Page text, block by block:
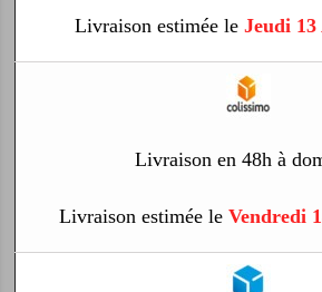
Livraison estimée le Jeudi 13
Livraison en 48h à
Livraison estimée le Vendredi